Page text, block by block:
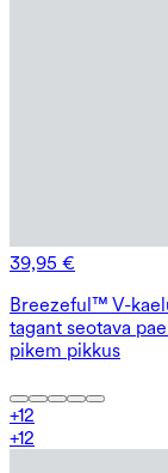
39,95 €
Breezeful™ V-
tagant seotava
pikem pikkus
+12
+12